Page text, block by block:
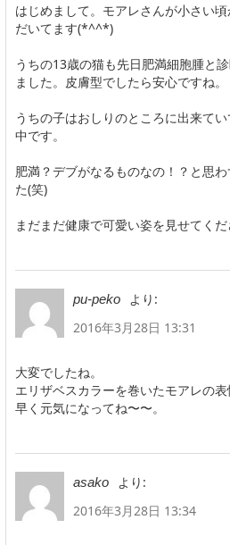
はじめまして。モアレさんが小さい
だいてます(*^^*)
うちの13歳の猫も先日肥満細胞腫と
ました。皮膚型でしたら安心ですね。
うちの子はおしりのところに出来て
中です。
肥満？デブがなるものなの！？と思
た(笑)
まだまだ健康で可愛い姿を見せてく
pu-peko
より:
2016年3月28日 13:31
大変でしたね。
エリザベスカラーを巻いたモアレの
早く元気になってね〜〜。
asako
より:
2016年3月28日 13:34